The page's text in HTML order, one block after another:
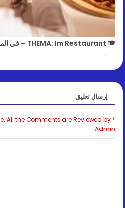
🍽️ THEMA: Im Restaurant – في المطعم
إرسال تعليق
All the Comments are Reviewed by
Admin.